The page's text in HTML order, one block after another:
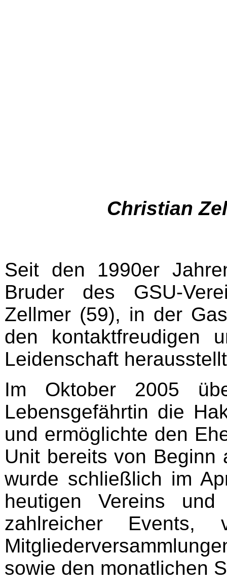
Christian
Seit den 1990er
Bruder des GSU-
Zellmer (59), in der
den kontaktfreudigen
Leidenschaft
Im Oktober 2005
Lebensgefährtin die
und ermöglichte den
Unit bereits von Beginn
wurde schließlich im
heutigen Vereins
zahlreicher Events,
sowie den monatlichen